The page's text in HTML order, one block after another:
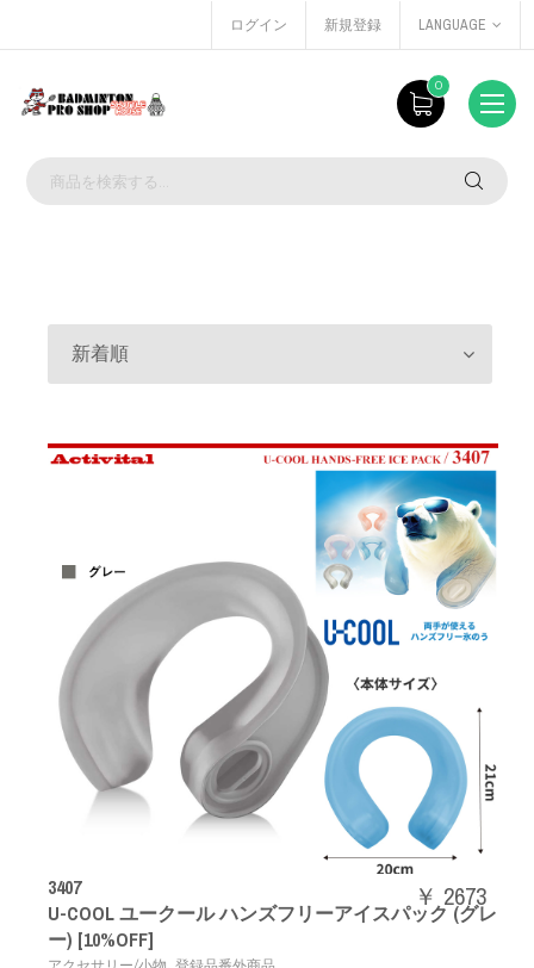
ログイン 新規登録 LANGUAGE
0
新着順
3407
U-COOL ユークール ハンズフリーアイスパック (グレ
ー) [10%OFF]
￥ 2673